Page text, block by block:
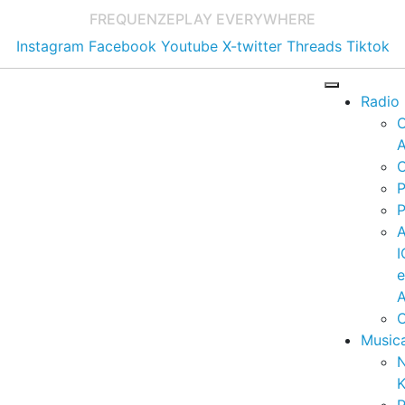
FREQUENZEPLAY EVERYWHERE
Instagram Facebook Youtube X-twitter Threads Tiktok
Radio
e